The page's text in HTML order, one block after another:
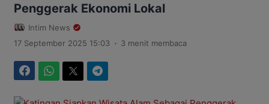
Penggerak Ekonomi Lokal
Intim News
17 September 2025 15:03 . 3 menit membaca